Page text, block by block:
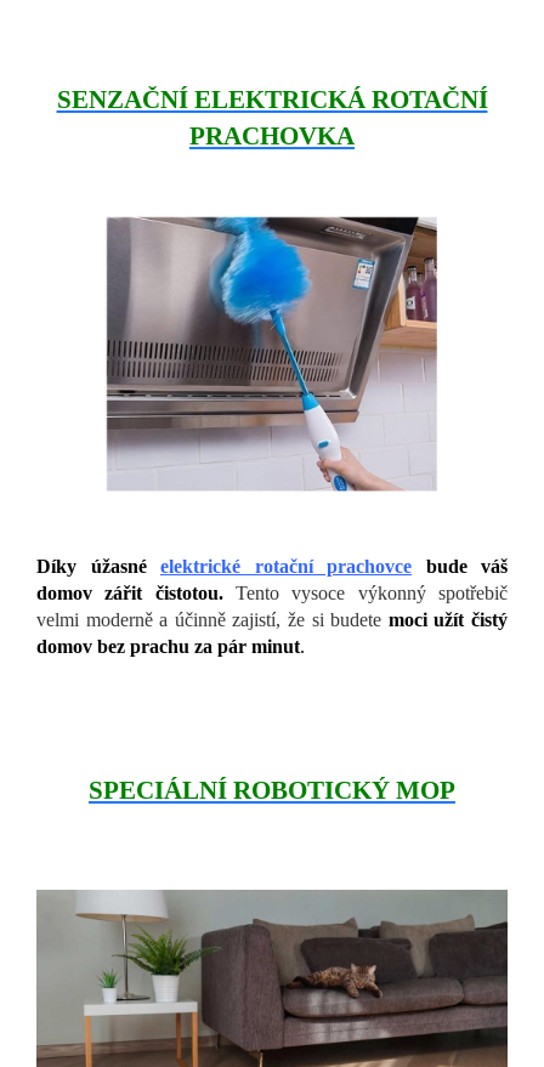
SENZAČNÍ ELEKTRICKÁ ROTAČNÍ
PRACHOVKA
Díky úžasné elektrické rotační prachovce
bude váš
domov zářit čistotou.Tento vysoce výkonný spotřebič
velmi moderně a účinně zajistí, že si budete moci užít čistý
domov bez prachu za pár minut.
SPECIÁLNÍ ROBOTICKÝ MOP